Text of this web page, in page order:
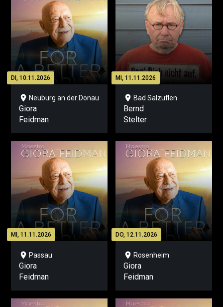
DI, 10.11.2026
location_on Neuburg an der Donau
Giora
Feidman
MI, 11.11.2026
location_on Bad Salzuflen
Bernd
Stelter
MI, 11.11.2026
location_on Passau
Giora
Feidman
DO, 12.11.2026
location_on Rosenheim
Giora
Feidman